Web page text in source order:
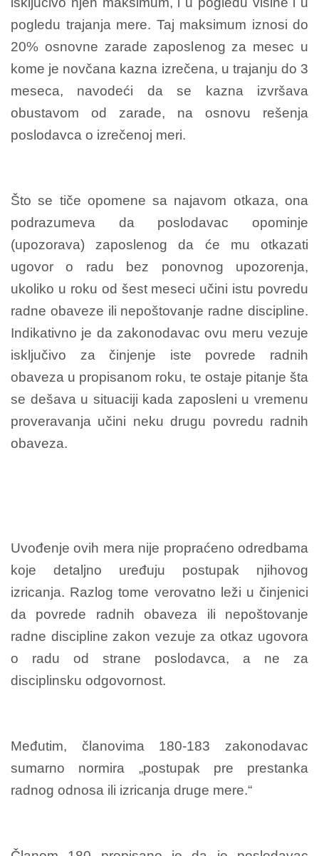
pogledu trajanja mere. Taj maksimum iznosi do
20% osnovne zarade zaposlenog za mesec u
kome je novčana kazna izrečena, u trajanju do 3
meseca, navodeći da se kazna izvršava
obustavom od zarade, na osnovu rešenja
poslodavca o izrečenoj meri.
Što se tiče opomene sa najavom otkaza, ona
podrazumeva da poslodavac opominje
(upozorava) zaposlenog da će mu otkazati
ugovor o radu bez ponovnog upozorenja,
ukoliko u roku od šest meseci učini istu povredu
radne obaveze ili nepoštovanje radne discipline.
Indikativno je da zakonodavac ovu meru vezuje
isključivo za činjenje iste povrede radnih
obaveza u propisanom roku, te ostaje pitanje šta
se dešava u situaciji kada zaposleni u vremenu
proveravanja učini neku drugu povredu radnih
obaveza.
Uvođenje ovih mera nije propraćeno odredbama
koje detaljno uređuju postupak njihovog
izricanja. Razlog tome verovatno leži u činjenici
da povrede radnih obaveza ili nepoštovanje
radne discipline zakon vezuje za otkaz ugovora
o radu od strane poslodavca, a ne za
disciplinsku odgovornost.
Međutim, članovima 180-183 zakonodavac
sumarno normira „postupak pre prestanka
radnog odnosa ili izricanja druge mere.“